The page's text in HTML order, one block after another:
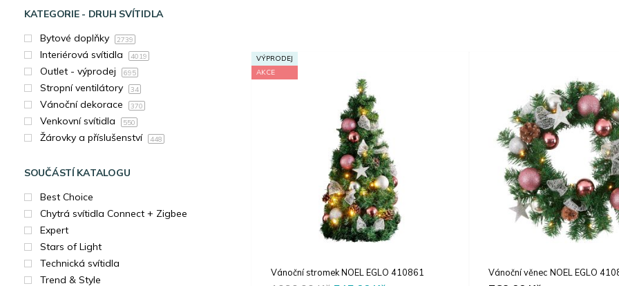
KATEGORIE - DRUH SVÍTIDLA
Bytové doplňky
2739
Interiérová svítidla 4019
Outlet - výprodej 695
Stropní ventilátory 34
Vánoční dekorace 370
Venkovní svítidla 550
Žárovky a příslušenství 448
SOUČÁSTÍ KATALOGU
Best Choice
Chytrá svítidla Connect + Zigbee
Expert
Stars of Light
Technická svítidla
Trend & Style
VÝPRODEJ
AKCE
Vánoční stromek NOEL EGLO 410861 Vánoční věnec NOEL EGLO